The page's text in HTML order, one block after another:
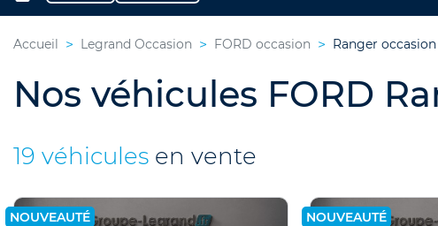
Accueil Legrand Occasion FORD occasion Ranger occasion
Nos véhicules FORD
19 véhicules en vente
NOUVEAUTÉ
NOUVEAUTÉ